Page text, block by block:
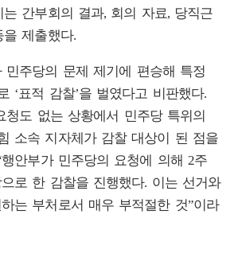
는 간부회의 결과, 회의 자료, 당직근
제출했다.
민주당의 문제 제기에 편승해 특정
‘표적 감찰’을 벌였다고 비판했다.
청도 없는 상황에서 민주당 특위의
소속 지자체가 감찰 대상이 된 점을
안부가 민주당의 요청에 의해 2주
로 한 감찰을 진행했다. 이는 선거와
는 부처로서 매우 부적절한 것”이라